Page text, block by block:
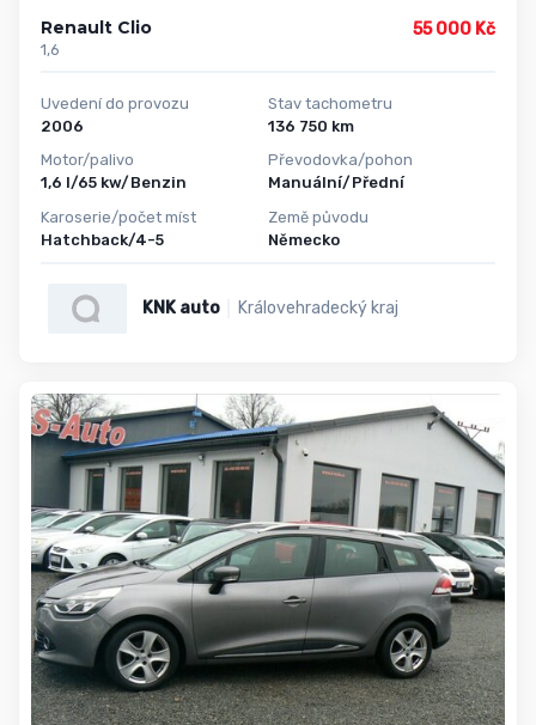
Renault Clio
1,6
55 000 Kč
Uvedení do provozu
2006
Motor/palivo
1,6 l/65 kw/Benzin
Karoserie/počet míst
Hatchback/4-5
Stav tachometru
136 750 km
Převodovka/pohon
Manuální/Přední
Země původu
Německo
KNK auto Královehradecký kraj